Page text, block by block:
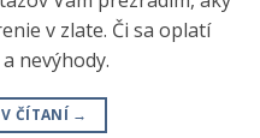
v zlate. Či sa oplatí
nevýhody.
ČÍTANÍ →